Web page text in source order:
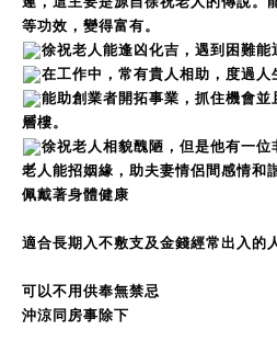
等功效，變得富有。
徐祝老人能逢凶化吉，遇到困難能
在工作中，常有貴人相助，度過人
能助創業者開拓事業，抓住機會
層樓。
徐祝老人相貌醜陋，但是他有一
老人能招姻緣，助夫妻情侶間感情和
佩戴著身體健康
適合長期入不敷支及金錢經常出入的
可以不用供奉無禁忌
沖涼同房事除下